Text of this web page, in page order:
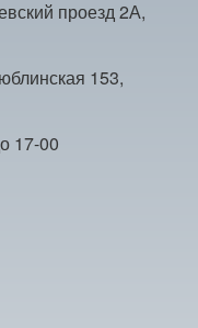
проезд 2А,
153,
17-00